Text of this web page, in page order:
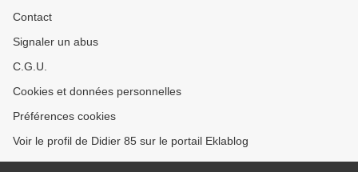
Contact
Signaler un abus
C.G.U.
Cookies et données personnelles
Préférences cookies
Voir le profil de Didier 85 sur le portail Eklablog